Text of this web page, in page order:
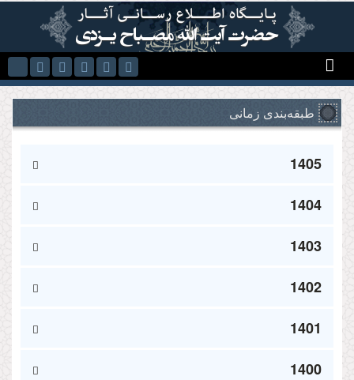
Skip to main content
طبقه‌بندی زمانی
1405
1404
1403
1402
1401
1400